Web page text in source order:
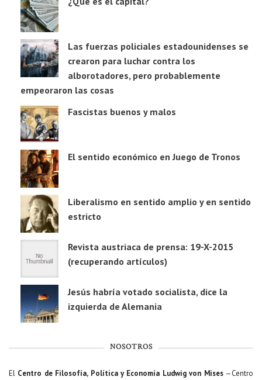
Las fuerzas policiales estadounidenses se
crearon para luchar contra los
alborotadores, pero probablemente
empeoraron las cosas
Fascistas buenos y malos
El sentido económico en Juego de Tronos
Liberalismo en sentido amplio y en sentido
estricto
Revista austriaca de prensa: 19-X-2015
(recuperando artículos)
Jesús habría votado socialista, dice la
izquierda de Alemania
NOSOTROS
El Centro de Filosofía, Política y Economía Ludwig von Mises—Centro